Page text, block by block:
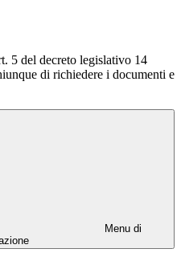
5 del decreto legislativo 14
di richiedere i documenti e
Menu di